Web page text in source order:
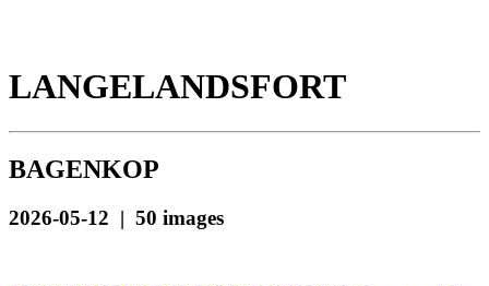
LANGELANDSFORT
BAGENKOP
2026-05-12 | 50 images